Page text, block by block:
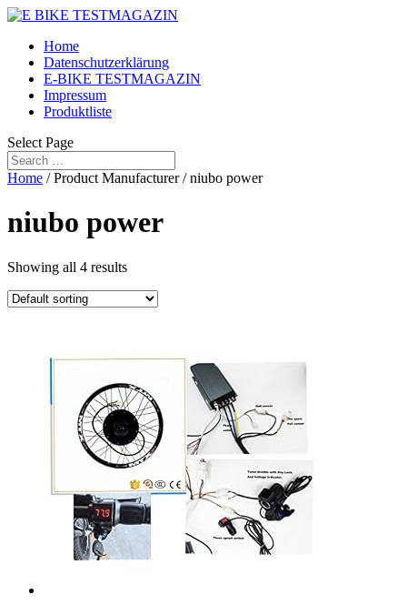
Home
Datenschutzerklärung
E-BIKE TESTMAGAZIN
Impressum
Produktliste
Select Page
Home / Product Manufacturer / niubo power
niubo power
Showing all 4 results